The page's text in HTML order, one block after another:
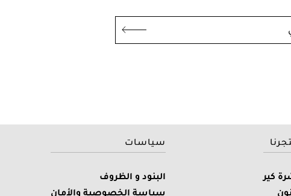
كير
سياسات
البنود و الظروف
سياسة الخصوصية والأمان